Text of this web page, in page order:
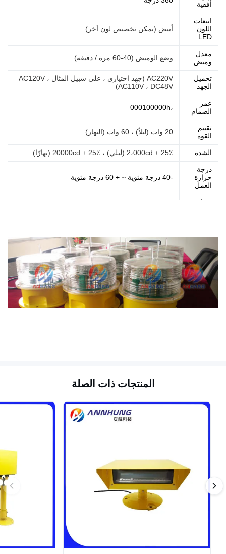
أفقية
انبعاث
اللون
LED
أبيض (يمكن تخصيص لون آخر)
معدل
وميض
وضع الوميض (40-60 مرة / دقيقة)
تحميل
الجهد
AC220V (جهد اختياري ، على سبيل المثال AC120V ،
AC110V ، DC48V)
عمر
الصمام
،000100000h
تقييم
القوة
20 وات (ليلاً) ، 60 وات (النهار)
الشدة 2،000cd ± 25٪ (ليلي) ، 20000cd ± 25٪ (نهارًا)
درجة
حرارة
العمل
-40 درجة مئوية ~ + 60 درجة مئوية
معيار
خفيفة
القاعدة: يموت الصب الألومنيوم ، الإسكان:الكمبيوتر
المنتجات ذات الصلة